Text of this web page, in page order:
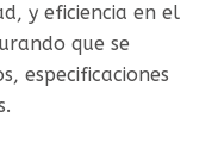
y eficiencia en el
que se
especificaciones